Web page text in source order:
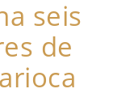
seis
de